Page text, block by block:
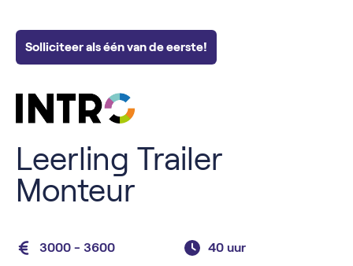
Solliciteer als één van de eerste!
Leerling Trailer
Monteur
3000 - 3600 40 uur